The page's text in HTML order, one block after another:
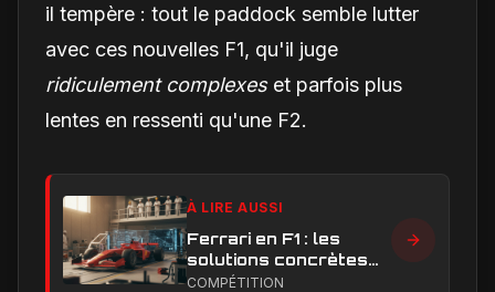
il tempère : tout le paddock semble lutter
avec ces nouvelles F1, qu'il juge
ridiculement complexeset parfois plus
lentes en ressenti qu'une F2.
À LIRE AUSSI
Ferrari en F1 : les
solutions concrètes
pour combler son
COMPÉTITION